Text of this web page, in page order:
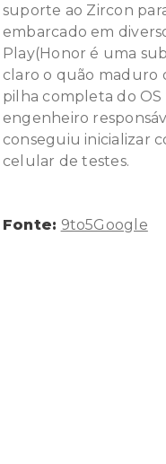
suporte ao Zircon
embarcado em
Play(Honor é uma
claro o quão maduro
pilha completa do OS
engenheiro
conseguiu inicializar
celular de testes.
Fonte: 9to5Google